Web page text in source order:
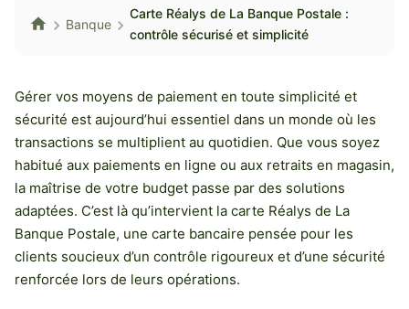
Banque
Carte Réalys de La Banque Postale :
contrôle sécurisé et simplicité
Gérer vos moyens de paiement en toute simplicité et
sécurité est aujourd’hui essentiel dans un monde où les
transactions se multiplient au quotidien. Que vous soyez
habitué aux paiements en ligne ou aux retraits en magasin,
la maîtrise de votre budget passe par des solutions
adaptées. C’est là qu’intervient la carte Réalys de La
Banque Postale, une carte bancaire pensée pour les
clients soucieux d’un contrôle rigoureux et d’une sécurité
renforcée lors de leurs opérations.